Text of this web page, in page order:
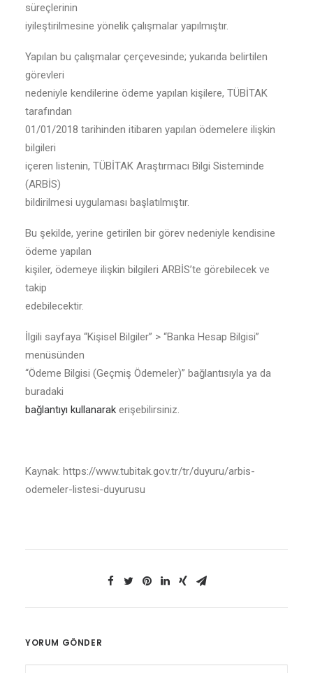
süreçlerinin
iyileştirilmesine yönelik çalışmalar yapılmıştır.
Yapılan bu çalışmalar çerçevesinde; yukarıda belirtilen
görevleri
nedeniyle kendilerine ödeme yapılan kişilere, TÜBİTAK
tarafından
01/01/2018 tarihinden itibaren yapılan ödemelere ilişkin
bilgileri
içeren listenin, TÜBİTAK Araştırmacı Bilgi Sisteminde
(ARBİS)
bildirilmesi uygulaması başlatılmıştır.
Bu şekilde, yerine getirilen bir görev nedeniyle kendisine
ödeme yapılan
kişiler, ödemeye ilişkin bilgileri ARBİS’te görebilecek ve
takip
edebilecektir.
İlgili sayfaya “Kişisel Bilgiler” > “Banka Hesap Bilgisi”
menüsünden
“Ödeme Bilgisi (Geçmiş Ödemeler)” bağlantısıyla ya da
buradaki
bağlantıyı kullanarak erişebilirsiniz.
Kaynak: https://www.tubitak.gov.tr/tr/duyuru/arbis-
odemeler-listesi-duyurusu
YORUM GÖNDER